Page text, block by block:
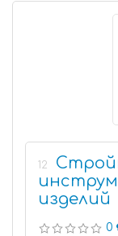
12
изделий
0